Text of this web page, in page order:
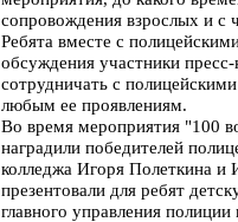
сопровождения взрослых и с
Ребята вместе с
обсуждения участники
сотрудничать с
любым ее проявлениям.
Во время мероприятия "100
наградили победителей
колледжа Игоря Полеткина и
презентовали для ребят
главного управления